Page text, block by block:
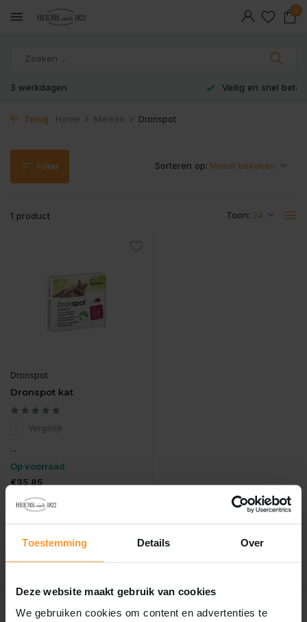
Toestemming Details Over
Deze website maakt gebruik van cookies
We gebruiken cookies om content en advertenties te
0
Veilig en snel betaald met iDeal
Terug Home Merken Dronspot
Filter
1 product Toon:
Sorteren op:
Dronspot
Dronspot kat
Vergelijk
...
Op voorraad
€35,85
Mis nooit meer korting!